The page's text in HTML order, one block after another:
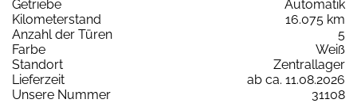
Getriebe
Automatik
Kilometerstand
16.075 km
Anzahl der Türen
5
Farbe
Weiß
Standort
Zentrallager
Lieferzeit
ab ca. 11.08.2026
Unsere Nummer
31108